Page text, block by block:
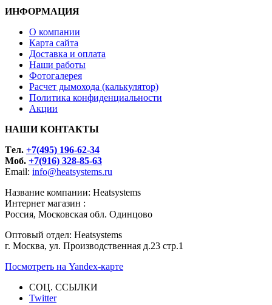
ИНФОРМАЦИЯ
О компании
Карта сайта
Доставка и оплата
Наши работы
Фотогалерея
Расчет дымохода (калькулятор)
Политика конфиденциальности
Акции
НАШИ КОНТАКТЫ
Tел. +7(495) 196-62-34
Моб. +7(916) 328-85-63
Email: info@heatsystems.ru
Название компании: Heatsystems
Интернет магазин :
Россия, Московская обл. Одинцово
Оптовый отдел: Heatsystems
г. Москва, ул. Производственная д.23 стр.1
Посмотреть на Yandex-карте
СОЦ. ССЫЛКИ
Twitter